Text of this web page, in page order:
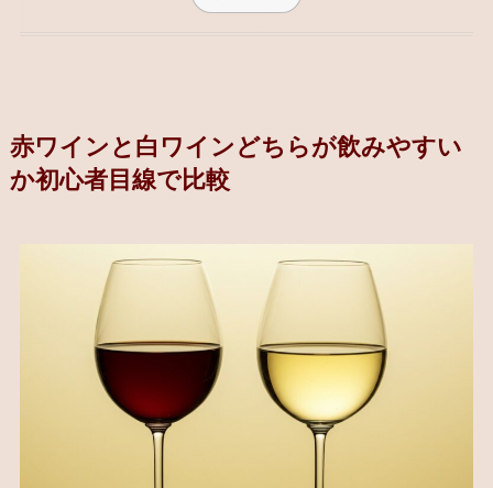
赤ワインと白ワインどちらが飲みやすい
か初心者目線で比較